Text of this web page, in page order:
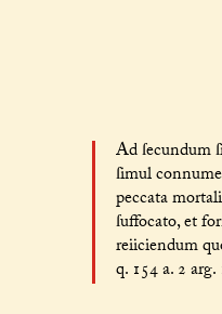
Ad ſecundum
ſimul
peccata
ſuffocato, et
reiiciendum
q. 154 a. 2 arg.